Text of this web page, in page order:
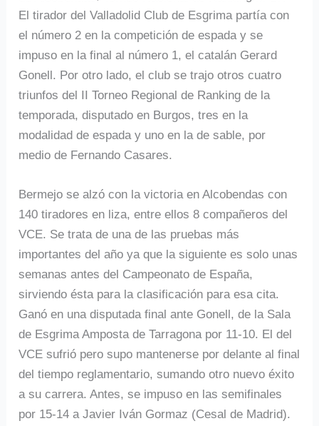
El tirador del Valladolid Club de Esgrima partía con
el número 2 en la competición de espada y se
impuso en la final al número 1, el catalán Gerard
Gonell. Por otro lado, el club se trajo otros cuatro
triunfos del II Torneo Regional de Ranking de la
temporada, disputado en Burgos, tres en la
modalidad de espada y uno en la de sable, por
medio de Fernando Casares.
Bermejo se alzó con la victoria en Alcobendas con
140 tiradores en liza, entre ellos 8 compañeros del
VCE. Se trata de una de las pruebas más
importantes del año ya que la siguiente es solo unas
semanas antes del Campeonato de España,
sirviendo ésta para la clasificación para esa cita.
Ganó en una disputada final ante Gonell, de la Sala
de Esgrima Amposta de Tarragona por 11-10. El del
VCE sufrió pero supo mantenerse por delante al final
del tiempo reglamentario, sumando otro nuevo éxito
a su carrera. Antes, se impuso en las semifinales
por 15-14 a Javier Iván Gormaz (Cesal de Madrid).